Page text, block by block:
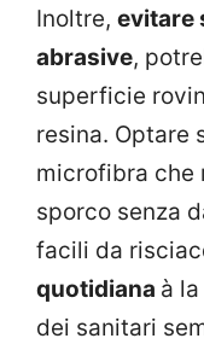
Inoltre, evitare
abrasive,
superficie
resina. Optare
microfibra che
sporco senza
facili da
quotidiana à
dei sanitari